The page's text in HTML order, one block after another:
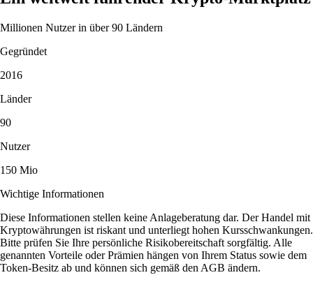
Millionen Nutzer in über 90 Ländern
Gegründet
2016
Länder
90
Nutzer
150 Mio
Wichtige Informationen
Diese Informationen stellen keine Anlageberatung dar. Der Handel mit
Kryptowährungen ist riskant und unterliegt hohen Kursschwankungen.
Bitte prüfen Sie Ihre persönliche Risikobereitschaft sorgfältig. Alle
genannten Vorteile oder Prämien hängen von Ihrem Status sowie dem
Token-Besitz ab und können sich gemäß den AGB ändern.